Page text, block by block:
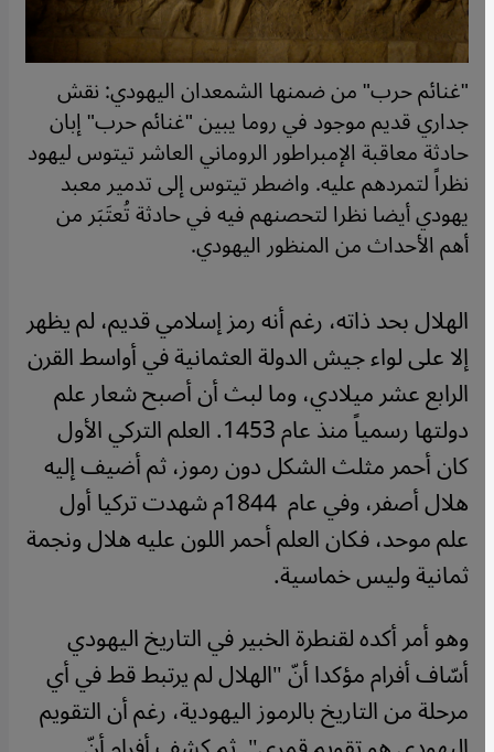
"غنائم حرب" من ضمنها الشمعدان اليهودي: نقش
جداري قديم موجود في روما يبين "غنائم حرب" إبان
حادثة معاقبة الإمبراطور الروماني العاشر تيتوس ليهود
نظراً لتمردهم عليه. واضطر تيتوس إلى تدمير معبد
يهودي أيضا نظرا لتحصنهم فيه في حادثة تُعتَبَر من
أهم الأحداث من المنظور اليهودي.
الهلال بحد ذاته، رغم أنه رمز إسلامي قديم، لم يظهر
إلا على لواء جيش الدولة العثمانية في أواسط القرن
الرابع عشر ميلادي، وما لبث أن أصبح شعار علم
دولتها رسمياً منذ عام 1453. العلم التركي الأول
كان أحمر مثلث الشكل دون رموز، ثم أضيف إليه
هلال أصفر، وفي عام 1844م شهدت تركيا أول
علم موحد، فكان العلم أحمر اللون عليه هلال ونجمة
ثمانية وليس خماسية.
وهو أمر أكده لقنطرة الخبير في التاريخ اليهودي
أسّاف أفرام مؤكدا أنّ "الهلال لم يرتبط قط في أي
مرحلة من التاريخ بالرموز اليهودية، رغم أن التقويم